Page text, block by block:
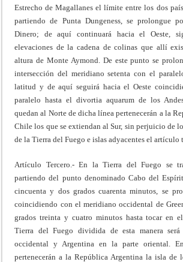
Estrecho de Magallanes el límite entre los dos
partiendo de Punta Dungeness, se prolongue
Dinero; de aquí continuará hacia el Oeste,
elevaciones de la cadena de colinas que allí
altura de Monte Aymond. De este punto se
intersección del meridiano setenta con el
latitud y de aquí seguirá hacia el Oeste
paralelo hasta el divortia aquarum de los
quedan al Norte de dicha línea pertenecerán a la
Chile los que se extiendan al Sur, sin perjuicio de
de la Tierra del Fuego e islas adyacentes el artículo
Artículo Tercero.- En la Tierra del Fuego se
partiendo del punto denominado Cabo del
cincuenta y dos grados cuarenta minutos, se
coincidiendo con el meridiano occidental de
grados treinta y cuatro minutos hasta tocar en
Tierra del Fuego dividida de esta manera
occidental y Argentina en la parte oriental.
pertenecerán a la República Argentina la isla de